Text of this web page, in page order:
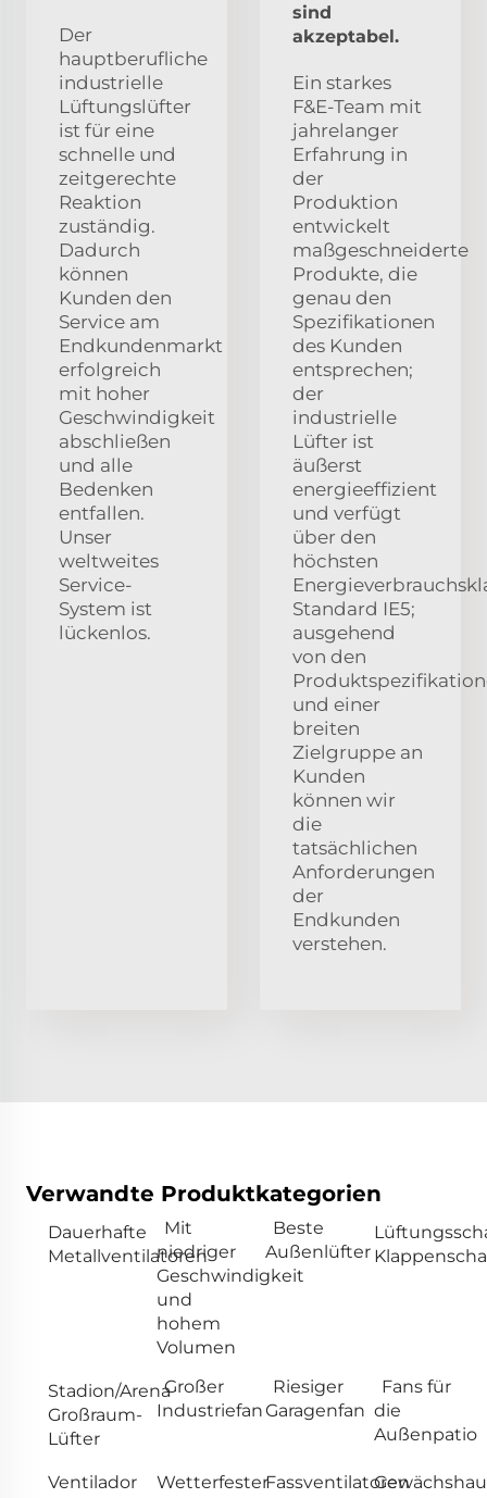
Der
hauptberufliche
industrielle
Lüftungslüfter
ist für eine
schnelle und
zeitgerechte
Reaktion
zuständig.
Dadurch
können
Kunden den
Service am
Endkundenmarkt
erfolgreich
mit hoher
Geschwindigkeit
abschließen
und alle
Bedenken
entfallen.
Unser
weltweites
Service-
System ist
lückenlos.
sind
akzeptabel.
Ein starkes
F&E-Team mit
jahrelanger
Erfahrung in
der
Produktion
entwickelt
maßgeschneiderte
Produkte, die
genau den
Spezifikationen
des Kunden
entsprechen;
der
industrielle
Lüfter ist
äußerst
energieeffizient
und verfügt
über den
höchsten
Standard IE5;
ausgehend
von den
und einer
breiten
Zielgruppe an
Kunden
können wir
die
tatsächlichen
Anforderungen
der
Endkunden
verstehen.
Verwandte Produktkategorien
Dauerhafte
Metallventilatoren
Mit
niedriger
Geschwindigkeit
und
hohem
Volumen
Beste
Außenlüfter
Stadion/Arena
Großraum-
Lüfter
Großer
Industriefan
Riesiger
Garagenfan
Fans für
die
Außenpatio
Ventilador
WetterfesterFassventilatoren